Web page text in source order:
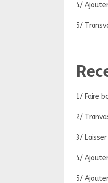
4/
5/
1/ Faire
2/
3/
4/
5/